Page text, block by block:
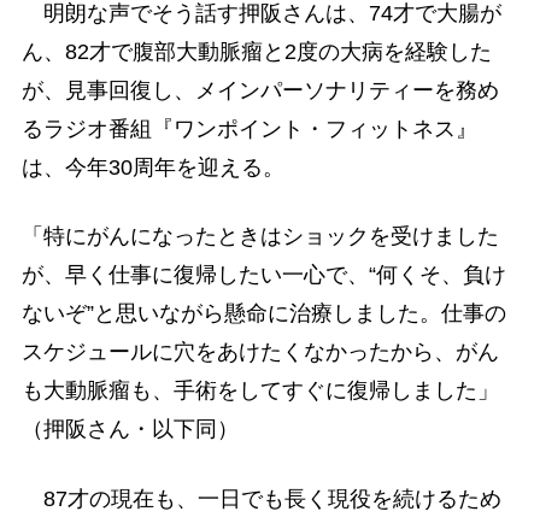
明朗な声でそう話す押阪さんは、74才で大腸が
ん、82才で腹部大動脈瘤と2度の大病を経験した
が、見事回復し、メインパーソナリティーを務め
るラジオ番組『ワンポイント・フィットネス』
は、今年30周年を迎える。
「特にがんになったときはショックを受けました
が、早く仕事に復帰したい一心で、“何くそ、負け
ないぞ”と思いながら懸命に治療しました。仕事の
スケジュールに穴をあけたくなかったから、がん
も大動脈瘤も、手術をしてすぐに復帰しました」
（押阪さん・以下同）
87才の現在も、一日でも長く現役を続けるため